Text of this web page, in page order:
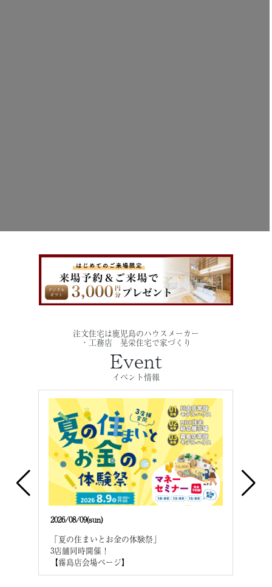
注文住宅は鹿児島のハウスメーカー
・工務店 晃栄住宅で家づくり
Event
イベント情報
2026/08/09(sun)
「夏の住まいとお金の体験祭」
3店舗同時開催！
【霧島店会場ページ】